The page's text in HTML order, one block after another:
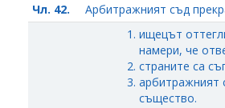
Чл. 42.
Арбитражният съд
ищецът
намери, че
страните са
арбитражният
същество.